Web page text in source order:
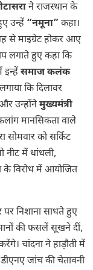
ने राजस्थान के
उन्हें “नमूना” कहा।
से माइग्रेट होकर आए
लगाते हुए कहा कि
इन्हेंसमाज कलंक
कि दिलावर
उन्होंनेमुख्यमंत्री
मानसिकता वाले
सोमवार को सर्किट
नीट में धांधली,
के विरोध में आयोजित
पर निशाना साधते हुए
की फसलें सूखने दीं,
चांदना ने हाड़ौती में
जांच की चेतावनी